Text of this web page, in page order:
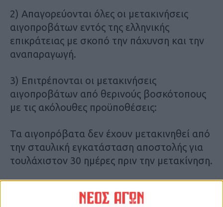
2) Απαγορεύονται όλες οι μετακινήσεις
αιγοπροβάτων εντός της ελληνικής
επικράτειας με σκοπό την πάχυνση και την
αναπαραγωγή.
3) Επιτρέπονται οι μετακινήσεις
αιγοπροβάτων από θερινούς βοσκότοπους
με τις ακόλουθες προϋποθέσεις:
Τα αιγοπρόβατα δεν έχουν μετακινηθεί από
την σταυλική εγκατάσταση αποστολής για
τουλάχιστον 30 ημέρες πριν την μετακίνηση.
επίσημους κτηνιάτρους, εντός 24 ωρών πριν